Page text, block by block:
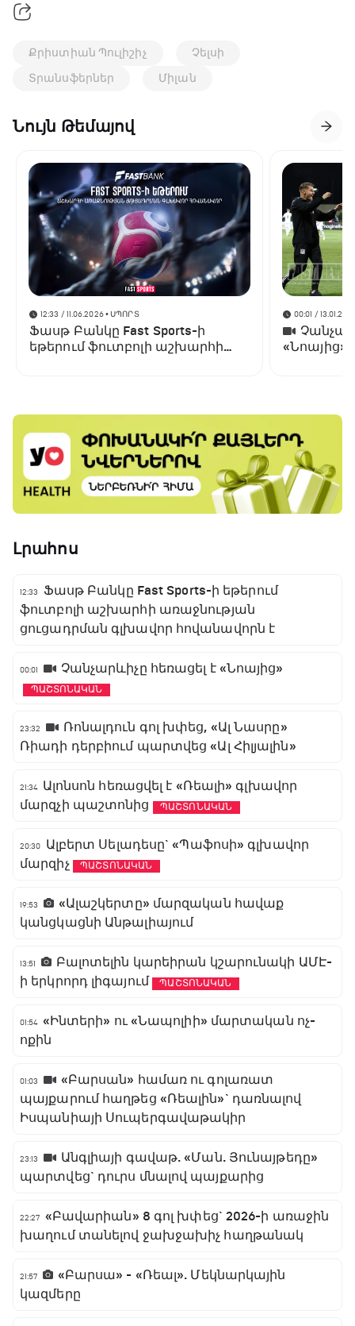
Քրիստիան Պուլիշիչ
Չելսի
Տրանսֆերներ
Միլան
Նույն Թեմայով
12:33 / 11.06.2026• ՍՊՈՐՏ
Ֆասթ Բանկը Fast Sports-ի
եթերում ֆուտբոլի աշխարհի
00:01 /
«Նոայից»
Լրահոս
12:33
Ֆասթ Բանկը Fast Sports-ի եթերում
ֆուտբոլի աշխարհի առաջնության
ցուցադրման գլխավոր հովանավորն է
00:01 Չանչարևիչը հեռացել է «Նոայից»
ՊԱՇՏՈՆԱԿԱՆ
23:32
Ռոնալդուն գոլ խփեց, «Ալ Նասրը»
Ռիադի դերբիում պարտվեց «Ալ Հիլյալին»
21:34 Ալոնսոն հեռացվել է «Ռեալի» գլխավոր
մարզչի պաշտոնից
ՊԱՇՏՈՆԱԿԱՆ
20:30
Ալբերտ Սելադեսը` «Պաֆոսի» գլխավոր
մարզիչ
ՊԱՇՏՈՆԱԿԱՆ
19:53
«Ալաշկերտը» մարզական հավաք
կանցկացնի Անթալիայում
13:51
Բալոտելին կարեիրան կշարունակի ԱՄԷ-
ի երկրորդ լիգայում
ՊԱՇՏՈՆԱԿԱՆ
01:54 «Ինտերի» ու «Նապոլիի» մարտական ոչ-
ոքին
01:03
«Բարսան» համառ ու գոլառատ
պայքարում հաղթեց «Ռեալին»` դառնալով
Իսպանիայի Սուպերգավաթակիր
23:13
Անգլիայի գավաթ. «Ման. Յունայթեդը»
պարտվեց` դուրս մնալով պայքարից
22:27 «Բավարիան» 8 գոլ խփեց` 2026-ի առաջին
խաղում տանելով ջախջախիչ հաղթանակ
21:57
«Բարսա» - «Ռեալ». Մեկնարկային
կազմերը